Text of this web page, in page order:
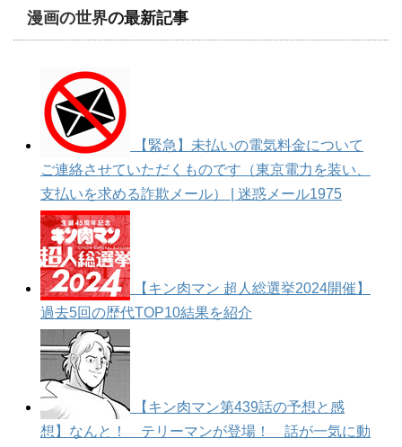
漫画の世界の最新記事
【緊急】未払いの電気料金について
ご連絡させていただくものです（東京電力を装い、
支払いを求める詐欺メール） | 迷惑メール1975
【キン肉マン 超人総選挙2024開催】
過去5回の歴代TOP10結果を紹介
【キン肉マン第439話の予想と感
想】なんと！ テリーマンが登場！ 話が一気に動